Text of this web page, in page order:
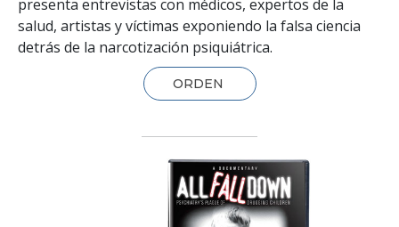
presenta entrevistas con médicos, expertos de la
salud, artistas y víctimas exponiendo la falsa ciencia
detrás de la narcotización psiquiátrica.
ORDEN